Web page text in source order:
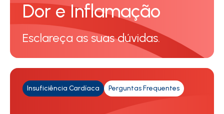
Dor e Inflamação
Esclareça as suas dúvidas.
Insuficiência Cardíaca Perguntas Frequentes